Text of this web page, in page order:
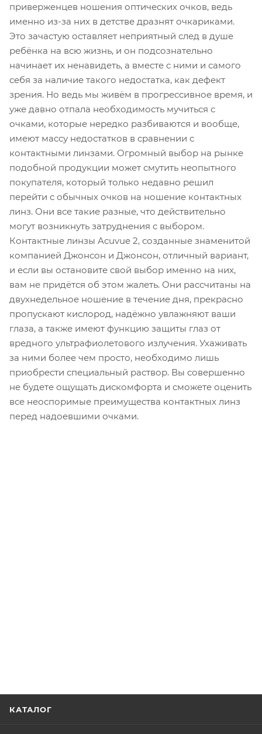
приверженцев ношения оптических очков, ведь
именно из-за них в детстве дразнят очкариками.
Это зачастую оставляет неприятный след в душе
ребёнка на всю жизнь, и он подсознательно
начинает их ненавидеть, а вместе с ними и самого
себя за наличие такого недостатка, как дефект
зрения. Но ведь мы живём в прогрессивное время, и
уже давно отпала необходимость мучиться с
очками, которые нередко разбиваются и вообще,
имеют массу недостатков в сравнении с
контактными линзами. Огромный выбор на рынке
подобной продукции может смутить неопытного
покупателя, который только недавно решил
перейти с обычных очков на ношение контактных
линз. Они все такие разные, что действительно
могут возникнуть затруднения с выбором.
Контактные линзы Acuvue 2, созданные знаменитой
компанией Джонсон и Джонсон, отличный вариант,
и если вы остановите свой выбор именно на них,
вам не придётся об этом жалеть. Они рассчитаны на
двухнедельное ношение в течение дня, прекрасно
пропускают кислород, надёжно увлажняют ваши
глаза, а также имеют функцию защиты глаз от
вредного ультрафиолетового излучения. Ухаживать
за ними более чем просто, необходимо лишь
приобрести специальный раствор. Вы совершенно
не будете ощущать дискомфорта и сможете оценить
все неоспоримые преимущества контактных линз
перед надоевшими очками.
КАТАЛОГ